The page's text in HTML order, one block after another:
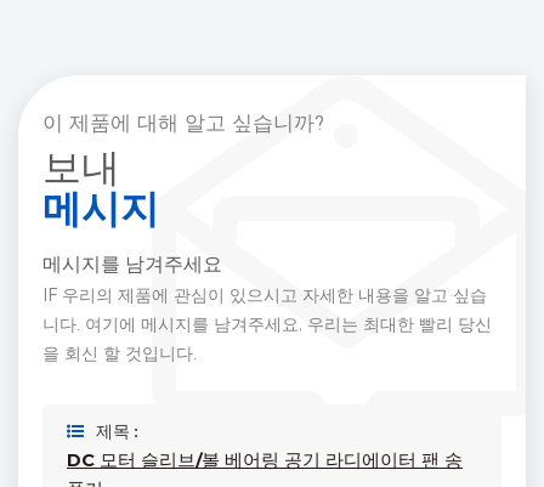
이 제품에 대해 알고 싶습니까?
보내
메시지
메시지를 남겨주세요
IF 우리의 제품에 관심이 있으시고 자세한 내용을 알고 싶습
니다. 여기에 메시지를 남겨주세요, 우리는 최대한 빨리 당신
을 회신 할 것입니다.
제목 :
DC 모터 슬리브/볼 베어링 공기 라디에이터 팬 송